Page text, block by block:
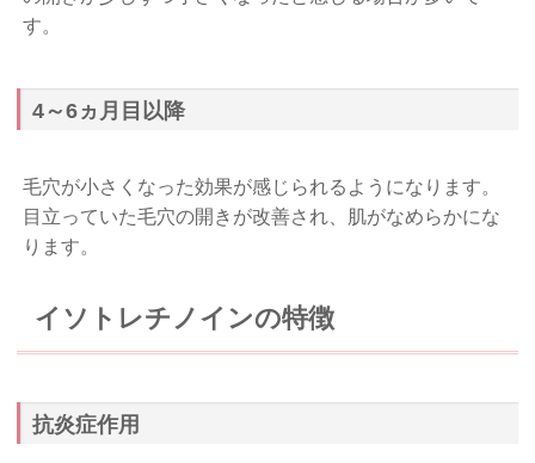
す。
4～6ヵ月目以降
毛穴が小さくなった効果が感じられるようになります。
目立っていた毛穴の開きが改善され、肌がなめらかにな
ります。
イソトレチノインの特徴
抗炎症作用